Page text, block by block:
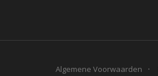
Algemene Voorwaarden